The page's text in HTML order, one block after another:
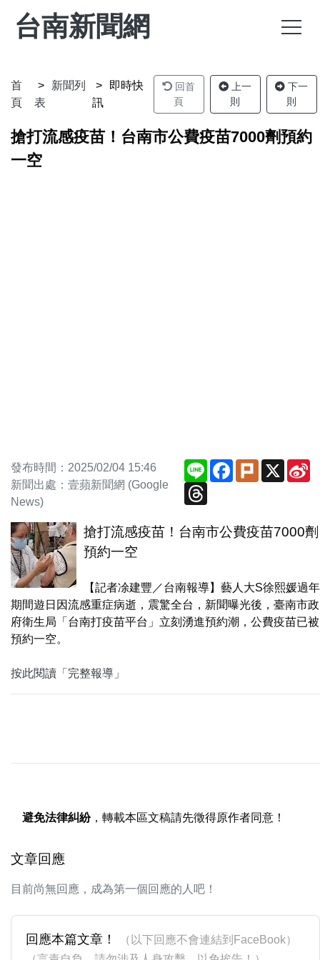
台南新聞網
首
頁
新聞列
表
即時快
訊
回首
頁
上一
則
下一
則
搶打流感疫苗！台南市公費疫苗7000劑預約
一空
發布時間：2025/02/04 15:46
新聞出處：壹蘋新聞網 (Google
News)
Line Facebook
PlurkX
Threads
搶打流感疫苗！台南市公費疫苗7000劑
預約一空
【記者凃建豐／台南報導】藝人大S徐熙媛過年
期間遊日因流感重症病逝，震驚全台，新聞曝光後，臺南市政
府衛生局「台南打疫苗平台」立刻湧進預約潮，公費疫苗已被
預約一空。
按此閱讀「完整報導」
避免法律糾紛，轉載本區文稿請先徵得原作者同意！
文章回應
目前尚無回應，成為第一個回應的人吧！
回應本篇文章！
（以下回應不會連結到FaceBook）